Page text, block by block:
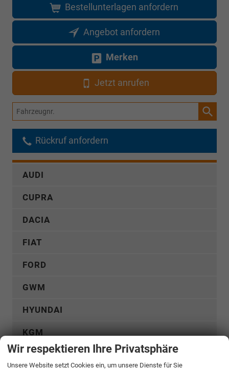
Bestellunterlagen anfordern
Angebot anfordern
Merken
Jetzt anrufen
Fahrzeugnr.
Rückruf anfordern
AUDI
CUPRA
DACIA
FIAT
FORD
GWM
HYUNDAI
KGM
KIA
Wir respektieren Ihre Privatsphäre
Unsere Website setzt Cookies ein, um unsere Dienste für Sie